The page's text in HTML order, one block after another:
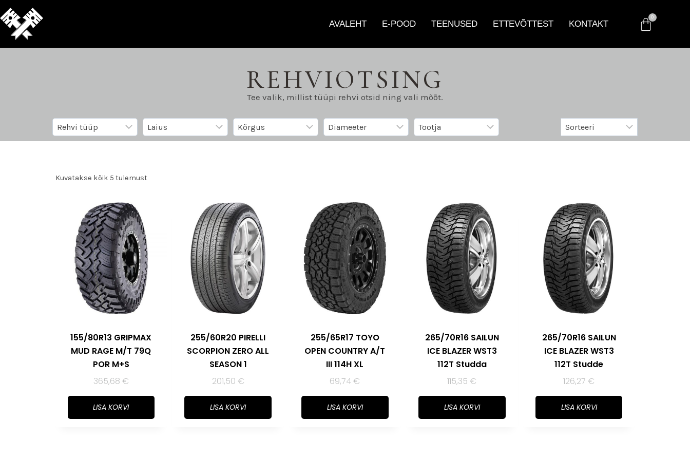
AVALEHT E-POOD TEENUSED ETTEVÕTTEST KONTAKT
REHVIOTSING
Tee valik, millist tüüpi rehvi otsid ning vali mõõt.
Kuvatakse kõik 5 tulemust
155/80R13 GRIPMAX
MUD RAGE M/T 79Q
POR M+S
365,68 €
LISA KORVI
255/60R20 PIRELLI
SCORPION ZERO ALL
SEASON 1
201,50 €
LISA KORVI
255/65R17 TOYO
OPEN COUNTRY A/T
III 114H XL
69,74€
LISA KORVI
265/70R16 SAILUN
ICE BLAZER WST3
112T Studda
115,35€
LISA KORVI
265/70R16 SAILUN
ICE BLAZER WST3
112T Studde
126,27€
LISA KORVI